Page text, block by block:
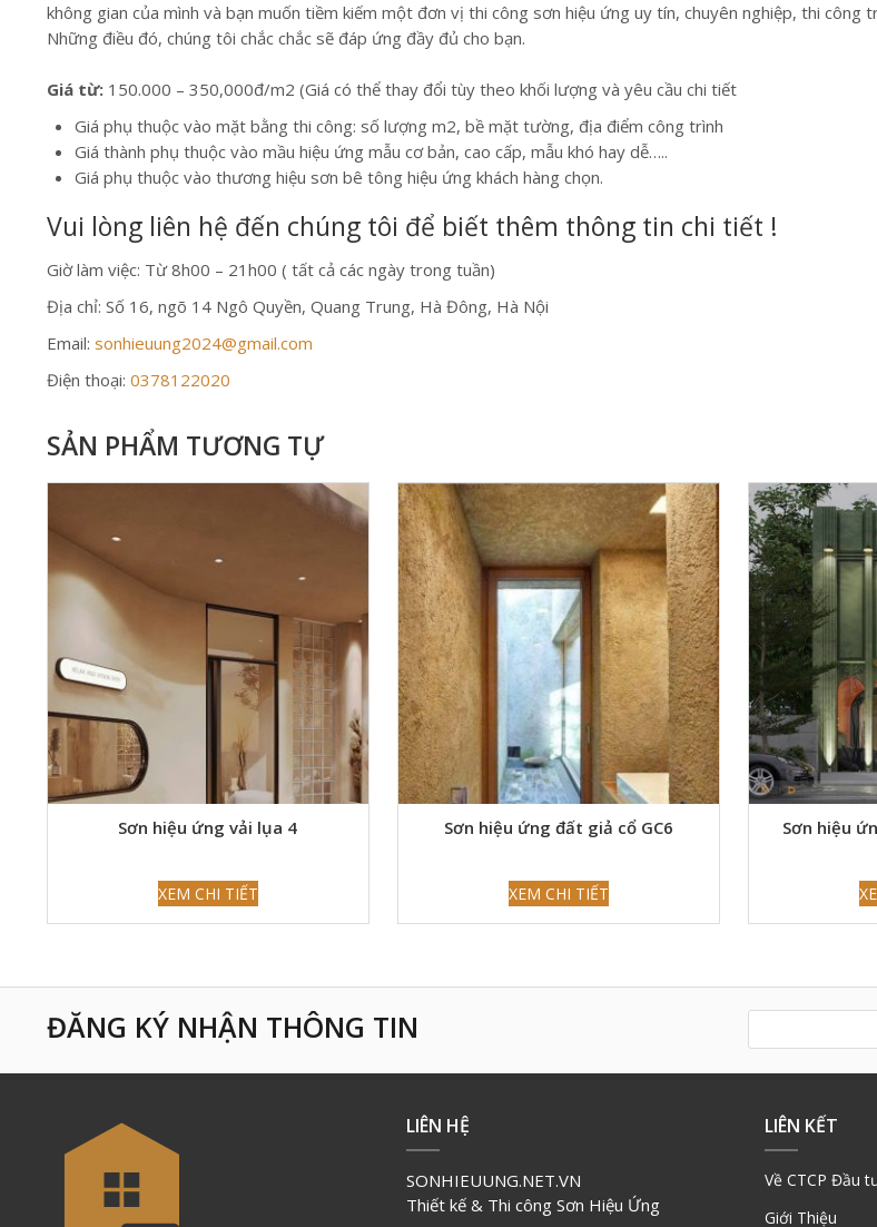
không gian của mình và bạn muốn tiềm kiếm một đơn vị thi công sơn hiệu ứng uy tín, chuyên nghiệp, thi công
Những điều đó, chúng tôi chắc chắc sẽ đáp ứng đầy đủ cho bạn.
Giá từ: 150.000 – 350,000đ/m2 (Giá có thể thay đổi tùy theo khối lượng và yêu cầu chi tiết
Giá phụ thuộc vào mặt bằng thi công: số lượng m2, bề mặt tường, địa điểm công trình
Giá thành phụ thuộc vào mầu hiệu ứng mẫu cơ bản, cao cấp, mẫu khó hay dễ…..
Giá phụ thuộc vào thương hiệu sơn bê tông hiệu ứng khách hàng chọn.
Vui lòng liên hệ đến chúng tôi để biết thêm thông tin chi tiết !
Giờ làm việc: Từ 8h00 – 21h00 ( tất cả các ngày trong tuần)
Địa chỉ: Số 16, ngõ 14 Ngô Quyền, Quang Trung, Hà Đông, Hà Nội
Email: sonhieuung2024@gmail.com
Điện thoại: 0378122020
SẢN PHẨM TƯƠNG TỰ
Sơn hiệu ứng vải lụa 4
XEM CHI TIẾT
Sơn hiệu ứng đất giả cổ GC6
XEM CHI TIẾT
Sơn hiệu
ĐĂNG KÝ NHẬN THÔNG TIN
LIÊN HỆ
SONHIEUUNG.NET.VN
Thiết kế & Thi công Sơn Hiệu Ứng
LIÊN KẾT
Về CTCP Đầu
Giới Thiệu